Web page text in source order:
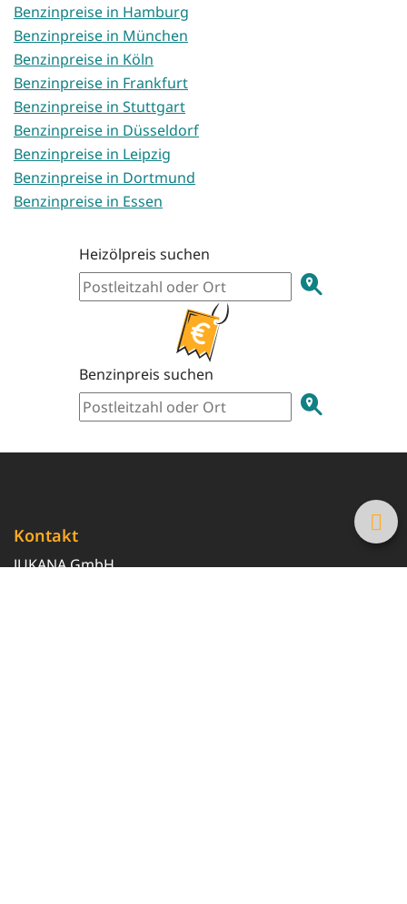
Benzinpreise in Hamburg
Benzinpreise in München
Benzinpreise in Köln
Benzinpreise in Frankfurt
Benzinpreise in Stuttgart
Benzinpreise in Düsseldorf
Benzinpreise in Leipzig
Benzinpreise in Dortmund
Benzinpreise in Essen
Heizölpreis suchen
Benzinpreis suchen
Kontakt
JUKANA GmbH